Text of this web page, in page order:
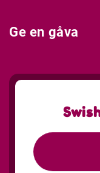
Ge en gåva